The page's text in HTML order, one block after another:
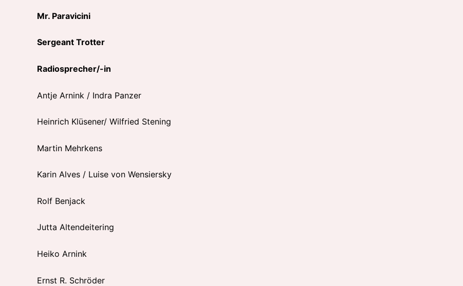
Mr. Paravicini
Sergeant Trotter
Radiosprecher/-in
Antje Arnink / Indra Panzer
Heinrich Klüsener/ Wilfried Stening
Martin Mehrkens
Karin Alves / Luise von Wensiersky
Rolf Benjack
Jutta Altendeitering
Heiko Arnink
Ernst R. Schröder